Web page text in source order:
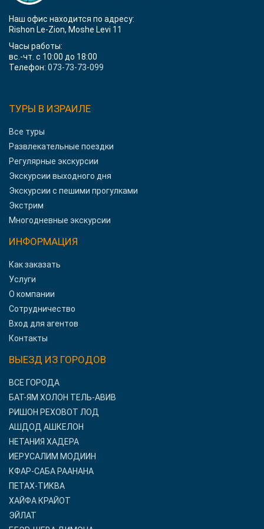
Наш офис находится по адресу:
Rishon Le-Zion, Moshe Levi 11
Часы работы:
вс.-чт. с 10:00 до 18:00
Телефон: 073-73-73-099
ТУРЫ В ИЗРАИЛЕ
Все туры
Развлекательные поездки
Регулярные экскурсии
Экскурсии выходного дня
Экскурсии с пешими прогулками
Экстрим
Многодневные экскурсии
ИНФОРМАЦИЯ
Как заказать
Услуги
О компании
Сотрудничество
Вход для агентов
Контакты
ВЫЕЗД ИЗ ГОРОДОВ
ВСЕ ГОРОДА
БАТ-ЯМ ХОЛОН ТЕЛЬ-АВИВ
РИШОН РЕХОВОТ ЛОД
АШДОД АШКЕЛОН
НЕТАНИЯ ХАДЕРА
ИЕРУСАЛИМ МОДИИН
КФАР-САБА РААНАНА
ПЕТАХ-ТИКВА
ХАЙФА КРАЙОТ
ЭЙЛАТ